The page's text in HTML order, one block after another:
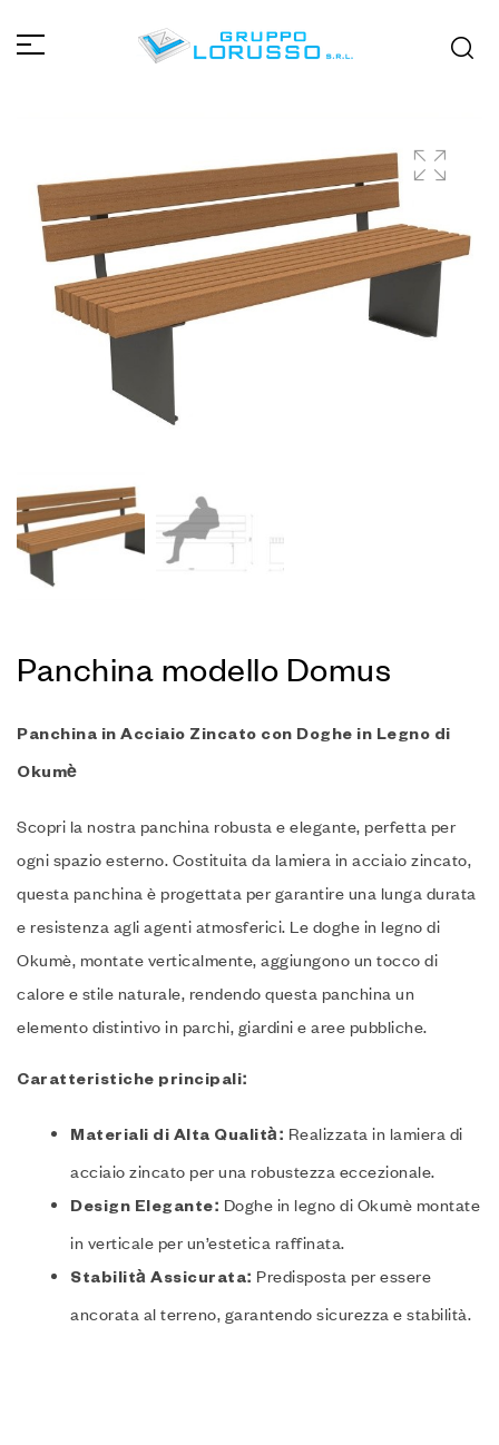
Panchina modello Domus
Panchina in Acciaio Zincato con Doghe in Legno di
Okumè
Scopri la nostra panchina robusta e elegante, perfetta per
ogni spazio esterno. Costituita da lamiera in acciaio zincato,
questa panchina è progettata per garantire una lunga durata
e resistenza agli agenti atmosferici. Le doghe in legno di
Okumè, montate verticalmente, aggiungono un tocco di
calore e stile naturale, rendendo questa panchina un
elemento distintivo in parchi, giardini e aree pubbliche.
Caratteristiche principali:
Materiali di Alta Qualità: Realizzata in lamiera di
acciaio zincato per una robustezza eccezionale.
Design Elegante: Doghe in legno di Okumè montate
in verticale per un’estetica raffinata.
Stabilità Assicurata: Predisposta per essere
ancorata al terreno, garantendo sicurezza e stabilità.